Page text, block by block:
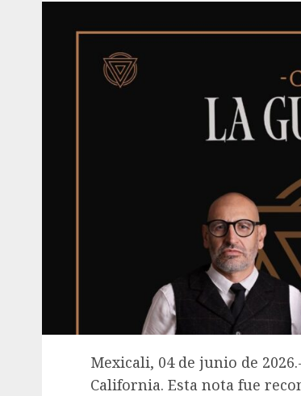
Mexicali, 04 de junio de
California. Esta nota fue